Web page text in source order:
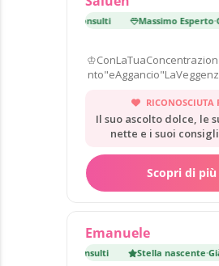
Già 21 000 consulti Massimo Esperto·
RICONOSCIUTA
Il suo ascolto dolce, le
nette e i suoi
Scopri di più
Emanuele
Già 6 400 consulti Stella nascente·Già